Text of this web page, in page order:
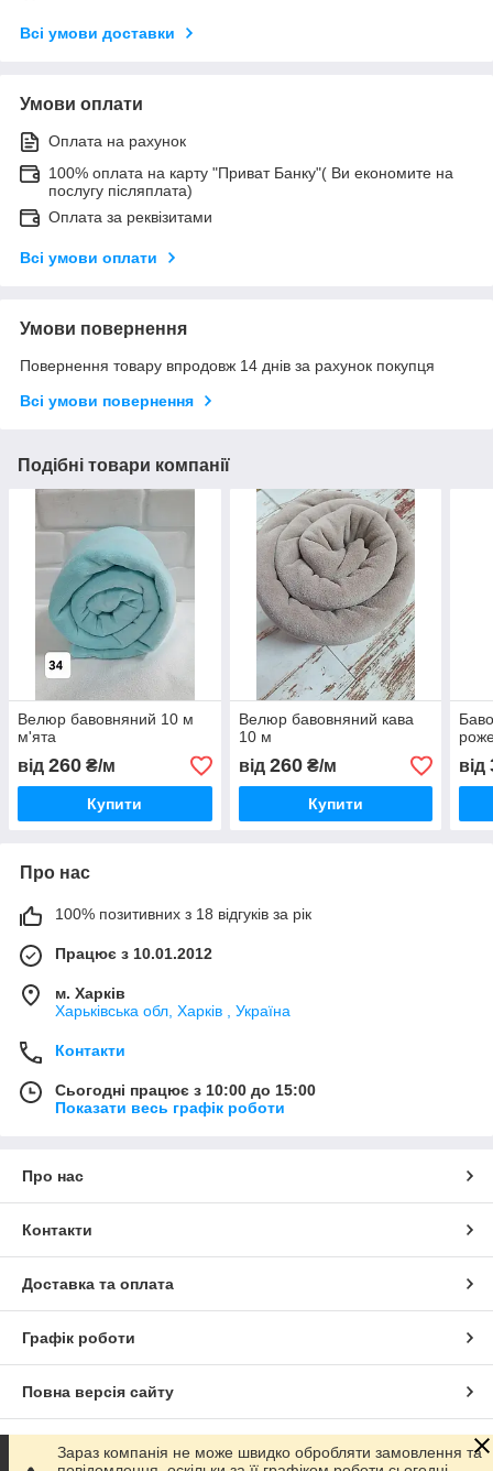
Всі умови доставки
Умови оплати
Оплата на рахунок
100% оплата на карту "Приват Банку"( Ви економите на
послугу післяплата)
Оплата за реквізитами
Всі умови оплати
Умови повернення
Повернення товару впродовж 14 днів за рахунок покупця
Всі умови повернення
Подібні товари компанії
Велюр бавовняний 10 м
м'ята
від 260 ₴/м
Купити
Велюр бавовняний кава
10 м
від 260₴/м
Купити
від
Про нас
100% позитивних з 18 відгуків за рік
Працює з 10.01.2012
м. Харків
Харьківська обл, Харків , Україна
Контакти
Сьогодні працює з 10:00 до 15:00
Показати весь графік роботи
Про нас
Контакти
Доставка та оплата
Графік роботи
Повна версія сайту
Сайт створено на маркетплейсіProm.ua
Зараз компанія не може швидко обробляти замовлення та